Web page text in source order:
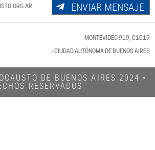
ENVIAR MENSAJE
MONTEVIDEO 919, C1019
- CIUDAD AUTÓNOMA DE BUENOS AIRES
DE BUENOS AIRES 2024​ •
RESERVADOS